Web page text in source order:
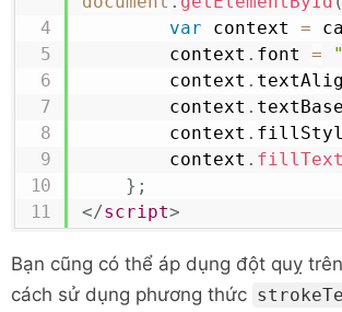
var context =
        context
. font =
        context
.
        context
.
        context
.
        context
. fillText
} ;
</script>
Bạn cũng có thể áp dụng đột quỵ
cách sử dụng phương thức